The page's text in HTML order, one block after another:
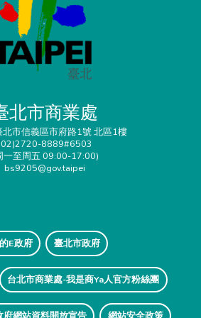
北市商業處
市信義區市府路1號 北區1樓
8889#6503
一至周五 09:00-17:00)
bs9205@gov.taipei
E政府 臺北市政府
台北市商業處-我是商Ya人官方粉絲團